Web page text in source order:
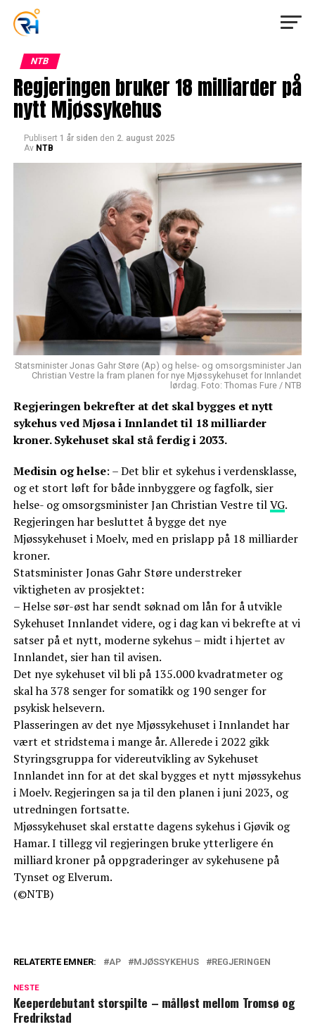
NTB
Regjeringen bruker 18 milliarder på
nytt Mjøssykehus
Publisert 1 år siden den 2. august 2025
Av NTB
Statsminister Jonas Gahr Støre (Ap) og helse- og omsorgsminister Jan
Christian Vestre la fram planen for nye Mjøssykehuset for Innlandet
lørdag. Foto: Thomas Fure / NTB
Regjeringen bekrefter at det skal bygges et nytt
sykehus ved Mjøsa i Innlandet til 18 milliarder
kroner. Sykehuset skal stå ferdig i 2033.
Medisin og helse: – Det blir et sykehus i verdensklasse,
og et stort løft for både innbyggere og fagfolk, sier
helse- og omsorgsminister Jan Christian Vestre tilVG.
Regjeringen har besluttet å bygge det nye
Mjøssykehuset i Moelv, med en prislapp på 18 milliarder
kroner.
Statsminister Jonas Gahr Støre understreker
viktigheten av prosjektet:
– Helse sør-øst har sendt søknad om lån for å utvikle
Sykehuset Innlandet videre, og i dag kan vi bekrefte at vi
satser på et nytt, moderne sykehus – midt i hjertet av
Innlandet, sier han til avisen.
Det nye sykehuset vil bli på 135.000 kvadratmeter og
skal ha 378 senger for somatikk og 190 senger for
psykisk helsevern.
Plasseringen av det nye Mjøssykehuset i Innlandet har
vært et stridstema i mange år. Allerede i 2022 gikk
Styringsgruppa for videreutvikling av Sykehuset
Innlandet inn for at det skal bygges et nytt mjøssykehus
i Moelv. Regjeringen sa ja til den planen i juni 2023, og
utredningen fortsatte.
Mjøssykehuset skal erstatte dagens sykehus i Gjøvik og
Hamar. I tillegg vil regjeringen bruke ytterligere én
milliard kroner på oppgraderinger av sykehusene på
Tynset og Elverum.
(©NTB)
RELATERTE EMNER: AP MJØSSYKEHUS REGJERINGEN
NESTE
Keeperdebutant storspilte – målløst mellom Tromsø og
Fredrikstad